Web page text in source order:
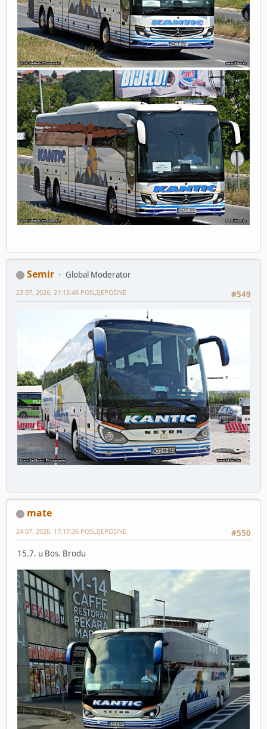
Semir
Global Moderator
#549
23 07, 2026, 21:15:48 POSLIJEPODNE
mate
#550
24 07, 2026, 17:17:36 POSLIJEPODNE
15.7. u Bos. Brodu